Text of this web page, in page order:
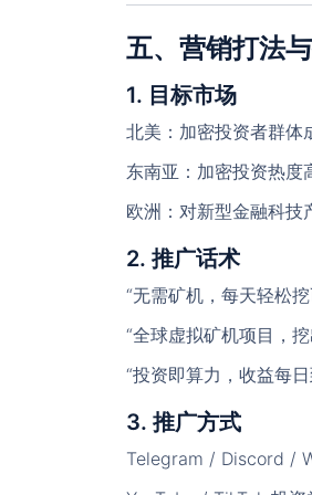
五、营销打法
1. 目标市场
北美 ：加密投资者群
东南亚 ：加密投资热
欧洲 ：对新型金融科技
2. 推广话术
“无需矿机，每天轻松
“全球虚拟矿机项目，
“投资即算力，收益每
3. 推广方式
Telegram / Discord /